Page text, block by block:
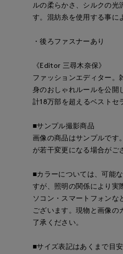
mizuki
札幌丸井今井SUPERIOR CLOSET
cm
yama
日本橋高島屋SC
160 cm
ルの柔らかさ、シルクの光
す。混紡糸を使用する事に
・後ろファスナーあり
《Editor 三尋木奈保》
ファッションエディター
身のおしゃれルールを公開
計18万部を超えるベストセ
■サンプル撮影商品
画像の商品はサンプルです
が若干変更になる場合がご
■カラーについては、可能
すが、照明の関係により実
ソコン・スマートフォンな
ございます。現物と画像の
了承ください。
■サイズ表記はあくまで目安